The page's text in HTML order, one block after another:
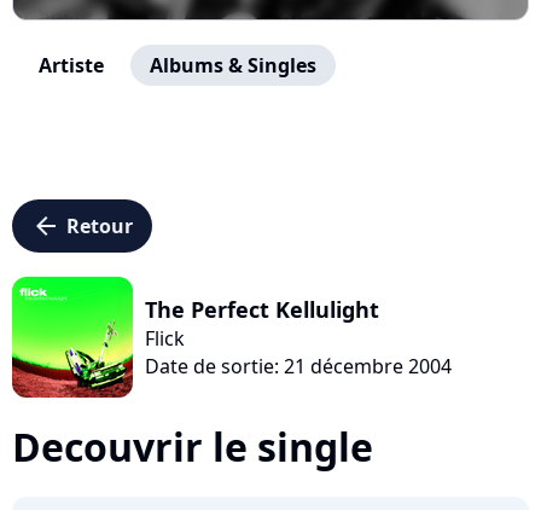
Artiste Albums & Singles
arrow_left Retour
The Perfect Kellulight
Flick
Date de sortie: 21 décembre 2004
Decouvrir le single